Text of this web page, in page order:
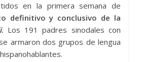
en la primera semana de
definitivo y conclusivo de la
. Los 191 padres sinodales con
armaron dos grupos de lengua